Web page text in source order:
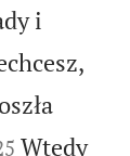
i
Wtedy